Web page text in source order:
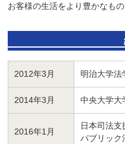
お客様の生活をより豊かなも
2012年3月 明治大学法
2014年3月 中央大学大
2016年1月
日本司法
パブリック